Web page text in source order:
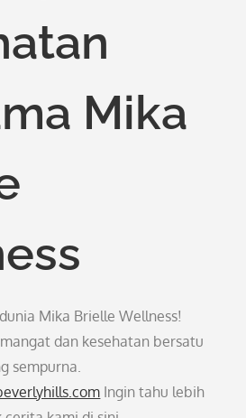
Mika
Mika Brielle Wellness!
dan kesehatan bersatu
sempurna.
Ingin tahu lebih